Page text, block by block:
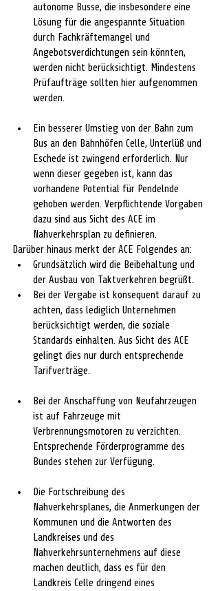
autonome Busse, die insbesondere eine
Lösung für die angespannte Situation
durch Fachkräftemangel und
Angebotsverdichtungen sein könnten,
werden nicht berücksichtigt. Mindestens
Prüfaufträge sollten hier aufgenommen
werden.
Ein besserer Umstieg von der Bahn zum
Bus an den Bahnhöfen Celle, Unterlüß und
Eschede ist zwingend erforderlich. Nur
wenn dieser gegeben ist, kann das
vorhandene Potential für Pendelnde
gehoben werden. Verpflichtende Vorgaben
dazu sind aus Sicht des ACE im
Nahverkehrsplan zu definieren.
Darüber hinaus merkt der ACE Folgendes an:
Grundsätzlich wird die Beibehaltung und
der Ausbau von Taktverkehren begrüßt.
Bei der Vergabe ist konsequent darauf zu
achten, dass lediglich Unternehmen
berücksichtigt werden, die soziale
Standards einhalten. Aus Sicht des ACE
gelingt dies nur durch entsprechende
Tarifverträge.
Bei der Anschaffung von Neufahrzeugen
ist auf Fahrzeuge mit
Verbrennungsmotoren zu verzichten.
Entsprechende Förderprogramme des
Bundes stehen zur Verfügung.
Die Fortschreibung des
Nahverkehrsplanes, die Anmerkungen der
Kommunen und die Antworten des
Landkreises und des
Nahverkehrsunternehmens auf diese
machen deutlich, dass es für den
Landkreis Celle dringend eines